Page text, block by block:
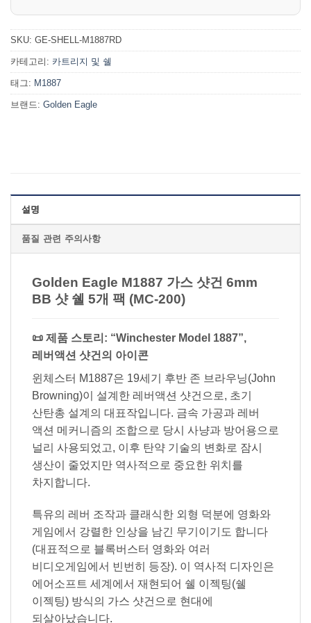
SKU: GE-SHELL-M1887RD
카테고리: 카트리지 및 쉘
태그: M1887
브랜드: Golden Eagle
설명
품질 관련 주의사항
Golden Eagle M1887 가스 샷건 6mm
BB 샷 쉘 5개 팩 (MC-200)
📜 제품 스토리: “Winchester Model 1887”,
레버액션 샷건의 아이콘
윈체스터 M1887은 19세기 후반 존 브라우닝(John
Browning)이 설계한 레버액션 샷건으로, 초기
산탄총 설계의 대표작입니다. 금속 가공과 레버
액션 메커니즘의 조합으로 당시 사냥과 방어용으로
널리 사용되었고, 이후 탄약 기술의 변화로 잠시
생산이 줄었지만 역사적으로 중요한 위치를
차지합니다.
특유의 레버 조작과 클래식한 외형 덕분에 영화와
게임에서 강렬한 인상을 남긴 무기이기도 합니다
(대표적으로 블록버스터 영화와 여러
비디오게임에서 빈번히 등장). 이 역사적 디자인은
에어소프트 세계에서 재현되어 쉘 이젝팅(쉘
이젝팅) 방식의 가스 샷건으로 현대에
되살아났습니다.